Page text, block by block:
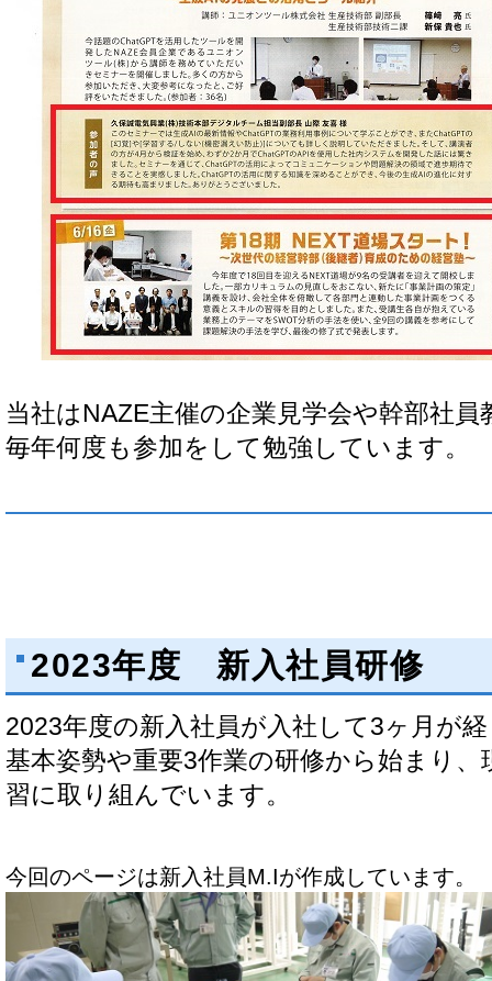
当社はNAZE主催の企業見学会や幹部社
毎年何度も参加をして勉強しています。
2023年度 新入社員研修
2023年度の新入社員が入社して3ヶ月が
基本姿勢や重要3作業の研修から始まり
習に取り組んでいます。
今回のページは新入社員M.Iが作成しています。